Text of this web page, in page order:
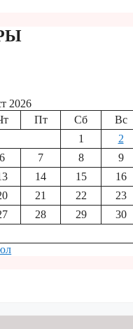
2026
Пт Сб
Вс
1
2
6 7 8
9
14 15
16
21 22
23
28 29
30